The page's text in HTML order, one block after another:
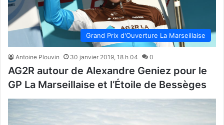
Grand Prix d'Ouverture La Marseillaise
Antoine Plouvin 30 janvier 2019, 18 h 04 0
AG2R autour de Alexandre Geniez pour le
GP La Marseillaise et l’Étoile de Bessèges